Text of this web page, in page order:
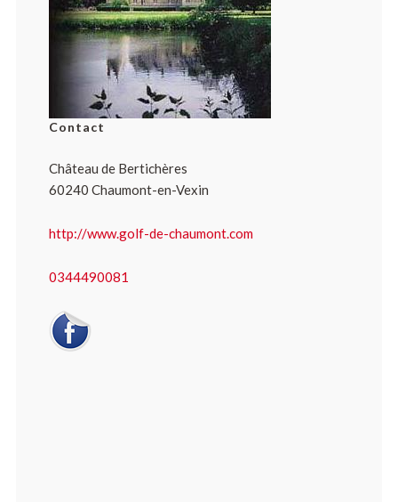
Contact
Château de Bertichères
60240 Chaumont-en-Vexin
http://www.golf-de-chaumont.com
0344490081